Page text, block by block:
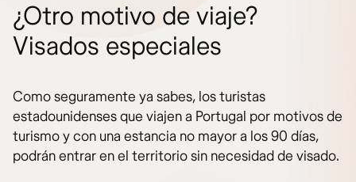
¿Otro motivo de viaje?
Visados especiales
Como seguramente ya sabes, los turistas
estadounidenses que viajen a Portugal por motivos de
turismo y con una estancia no mayor a los 90 días,
podrán entrar en el territorio sin necesidad de visado.